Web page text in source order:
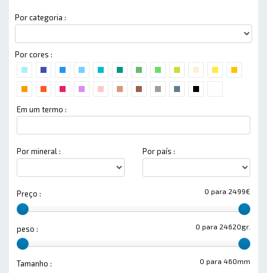
Por categoria :
Por cores :
Em um termo :
Por mineral : Por país :
0 para 2499€
Preço :
0 para 24620gr.
peso :
0 para 460mm
Tamanho :